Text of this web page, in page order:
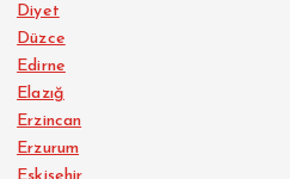
Diyet
Düzce
Edirne
Elazığ
Erzincan
Erzurum